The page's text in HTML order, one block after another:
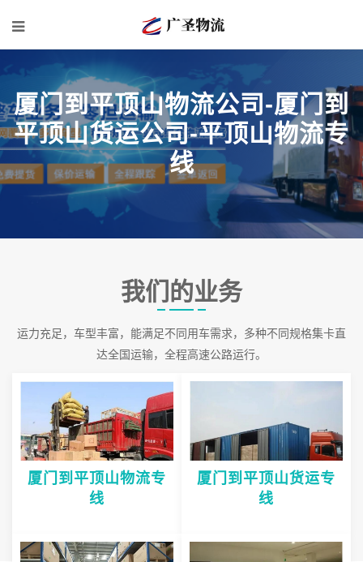
厦门到平顶山物流公司-厦门到
平顶山货运公司-平顶山物流专
线
我们的业务
运力充足，车型丰富，能满足不同用车需求，多种不同规格集卡直
达全国运输，全程高速公路运行。
厦门到平顶山物流专
线
厦门到平顶山货运专
线